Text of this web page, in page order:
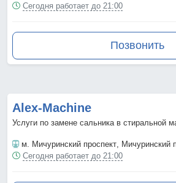
Сегодня работает до 21:00
Позвонить
Аlex-Мachine
Услуги по замене сальника в стиральной
м. Мичуринский проспект, Мичуринский
Сегодня работает до 21:00